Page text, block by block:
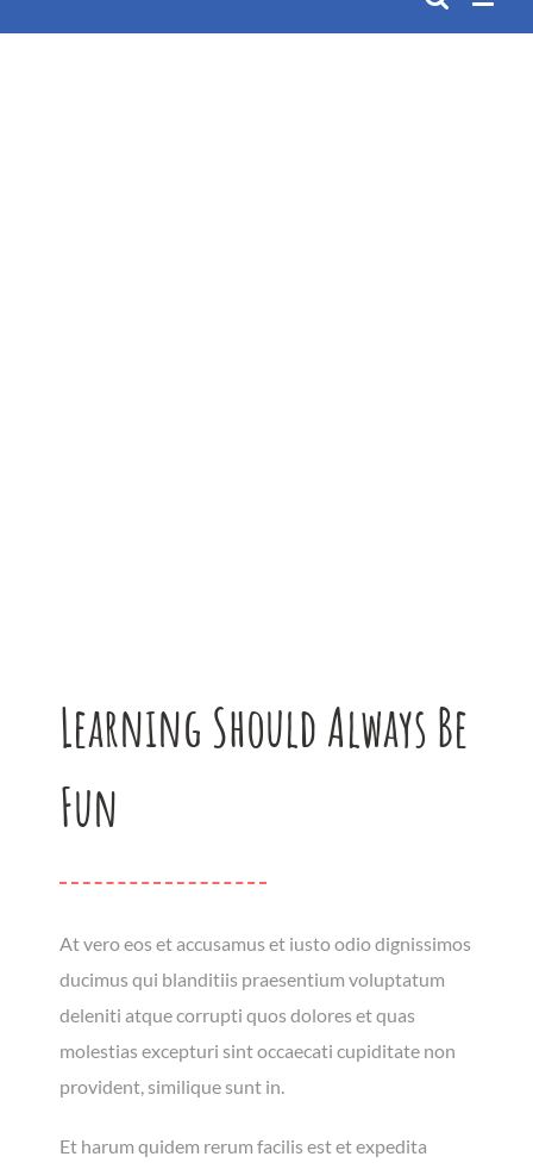
Learning Should Always Be
Fun
At vero eos et accusamus et iusto odio dignissimos
ducimus qui blanditiis praesentium voluptatum
deleniti atque corrupti quos dolores et quas
molestias excepturi sint occaecati cupiditate non
provident, similique sunt in.
Et harum quidem rerum facilis est et expedita